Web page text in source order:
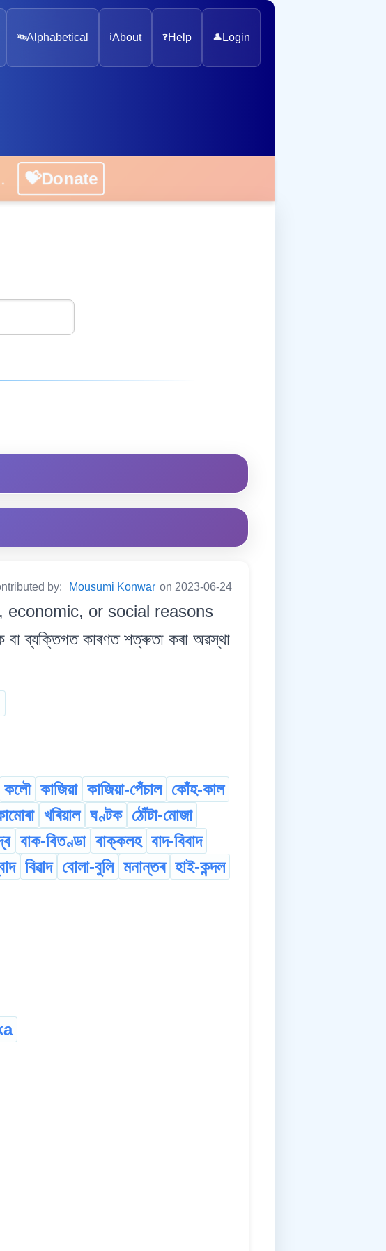
🔤Alphabetical ℹ️About ❓Help 👤Login
💝Donate
by: Mousumi Konwar on 2023-06-24
or social reasons
ব্যক্তিগত কাৰণত শত্ৰুতা কৰা অৱস্থা
কলৌ কাজিয়া কাজিয়া-পেঁচাল কোঁহ-কাল
খৰিয়াল ঘণ্টক ঠোঁটা-মোজা
বাক-বিতণ্ডা বাক্কলহ বাদ-বিবাদ
বিৱাদ বোলা-বুলি মনান্তৰ হাই-কন্দল